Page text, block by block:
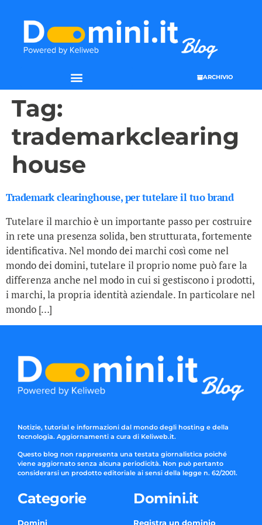
ARCHIVIO
Tag:
trademarkclearing
house
Trademark clearinghouse, per tutelare il tuo brand
Tutelare il marchio è un importante passo per costruire
in rete una presenza solida, ben strutturata, fortemente
identificativa. Nel mondo dei marchi così come nel
mondo dei domini, tutelare il proprio nome può fare la
differenza anche nel modo in cui si gestiscono i prodotti,
i marchi, la propria identità aziendale. In particolare nel
mondo […]
Notizie, tutorial e informazioni dal mondo degli hosting e della
tecnologia. Aggiornamenti a cura di Keliweb.it.
Questo blog non rappresenta una testata giornalistica poiché
viene aggiornato senza alcuna periodicità. Non può pertanto
considerarsi un prodotto editoriale ai sensi della legge n. 62/2001.
Categorie
Domini
Domini.it
Registra un dominio